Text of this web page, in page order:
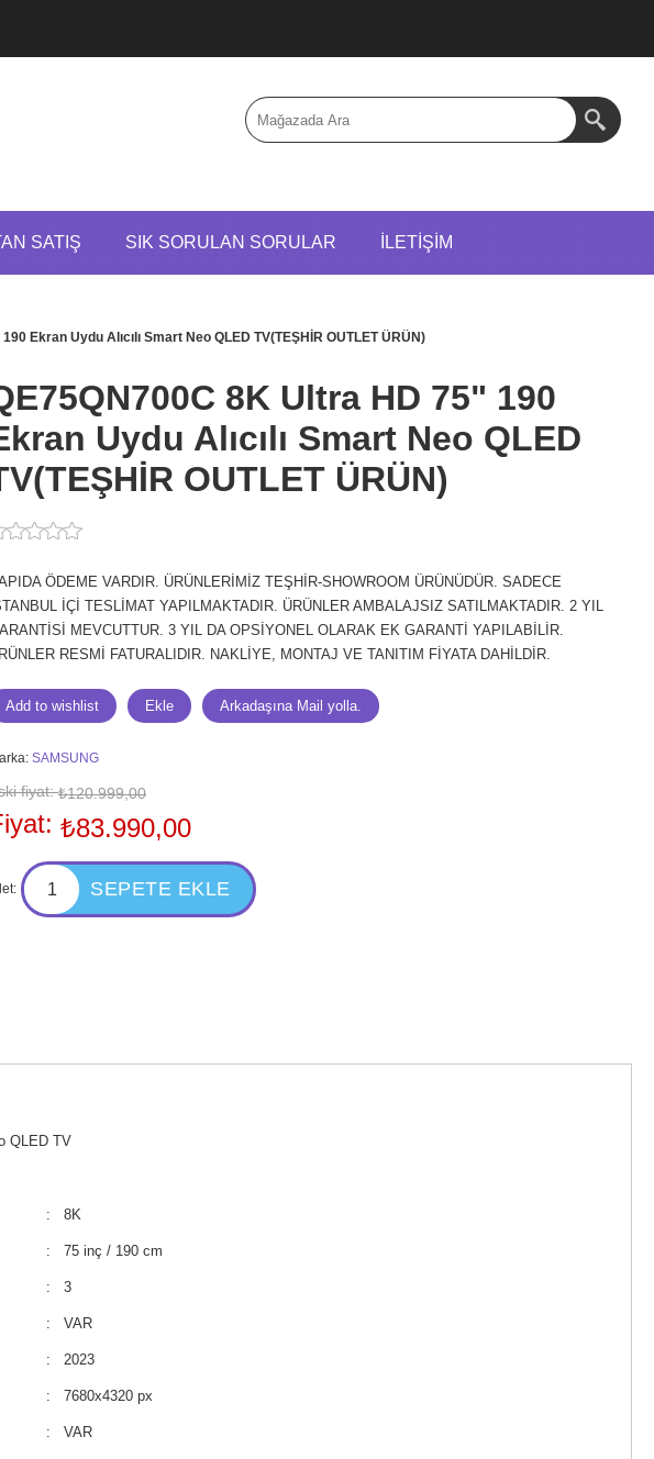
SATIŞ SIK SORULAN SORULAR İLETIŞIM
Ekran Uydu Alıcılı Smart Neo QLED TV(TEŞHİR OUTLET ÜRÜN)
8K Ultra HD 75" 190
Uydu Alıcılı Smart Neo QLED
OUTLET ÜRÜN)
ÖDEME VARDIR. ÜRÜNLERİMİZ TEŞHİR-SHOWROOM ÜRÜNÜDÜR. SADECE
İÇİ TESLİMAT YAPILMAKTADIR. ÜRÜNLER AMBALAJSIZ SATILMAKTADIR. 2 YIL
MEVCUTTUR. 3 YIL DA OPSİYONEL OLARAK EK GARANTİ YAPILABİLİR.
RESMİ FATURALIDIR. NAKLİYE, MONTAJ VE TANITIM FİYATA DAHİLDİR.
SAMSUNG
fiyat: ₺120.999,00
₺83.990,00
QLED TV
: 8K
: 75 inç / 190 cm
: 3
: VAR
: 2023
: 7680x4320 px
: VAR